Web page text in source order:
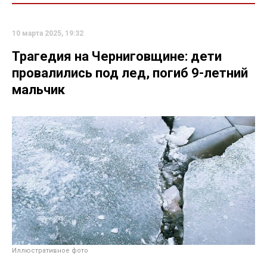
10 марта 2025, 19:32
Трагедия на Черниговщине: дети
провалились под лед, погиб 9-летний
мальчик
Иллюстративное фото